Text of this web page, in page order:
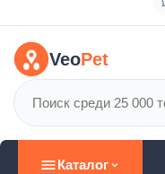
VeoPet
Каталог